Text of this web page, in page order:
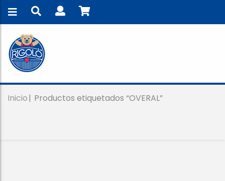
Inicio Productos etiquetados “OVERAL”